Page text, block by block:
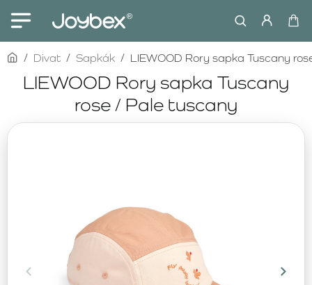
LIEWOOD Rory sapka Tuscany
rose / Pale tuscany
homeDivat Sapkák LIEWOOD Rory sapka Tuscany